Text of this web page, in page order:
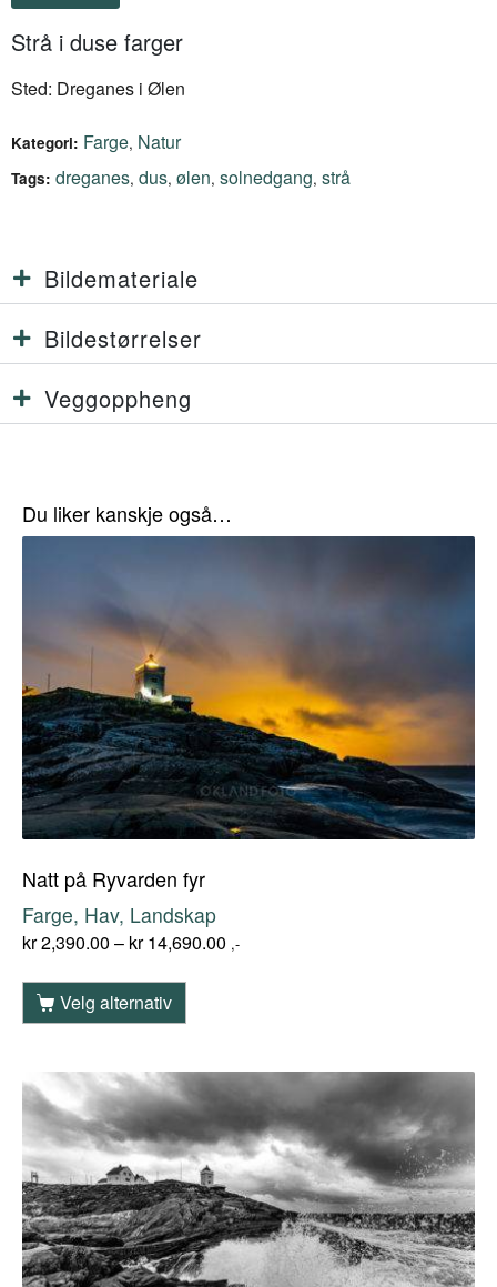
Strå i duse farger
Sted: Dreganes i Ølen
Kategori: Farge, Natur
Tags: dreganes, dus, ølen, solnedgang, strå
Bildemateriale
Bildestørrelser
Veggoppheng
Du liker kanskje også…
Natt på Ryvarden fyr
Farge, Hav, Landskap
kr2,390.00 – kr14,690.00 ,-
Velg alternativ